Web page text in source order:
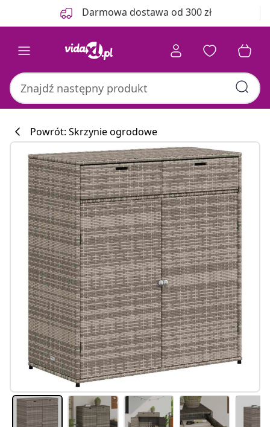
Darmowa dostawa od 300 zł
Powrót: Skrzynie ogrodowe